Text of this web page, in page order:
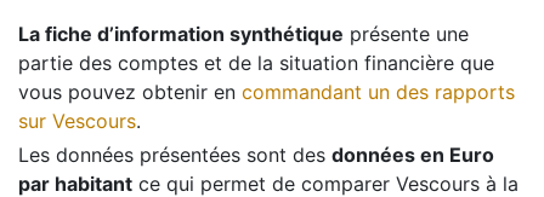
La fiche d’information synthétique présente une
partie des comptes et de la situation financière que
vous pouvez obtenir en commandant un des rapports
sur Vescours.
Les données présentées sont des données en Euro
par habitant ce qui permet de comparer Vescours à la